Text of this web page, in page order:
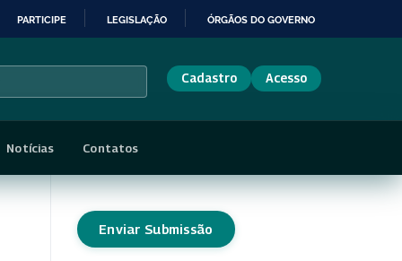
PARTICIPE LEGISLAÇÃO ÓRGÃOS DO GOVERNO
Cadastro Acesso
Notícias Contatos
Enviar Submissão